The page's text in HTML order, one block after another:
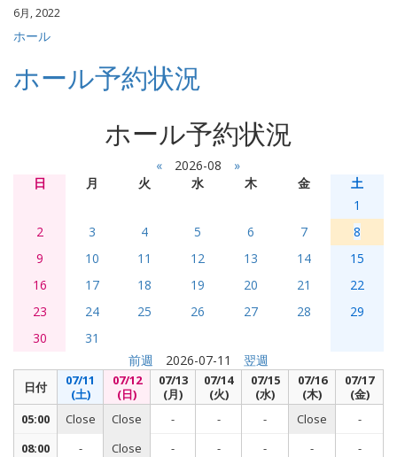
6月, 2022
ホール
ホール予約状況
ホール予約状況
« 2026-08
»
日
月 火 水 木 金
土
1
2
3 4 5 6 7
8
9
10 11 12 13 14
15
16
17 18 19 20 21
22
23
24 25 26 27 28
29
30
31
前週
2026-07-11 翌週
日付
07/11
(土)
07/12
(日)
07/13
(月)
07/14
(火)
07/15
(水)
07/16
(木)
07/17
(金)
05:00
Close Close - - - Close
-
08:00
- Close - - - -
-